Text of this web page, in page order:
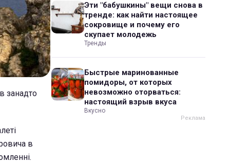
занадто
в
Эти "бабушкины" вещи снова в
тренде: как найти настоящее
сокровище и почему его
скупает молодежь
Тренды
Быстрые маринованные
помидоры, от которых
невозможно оторваться:
настоящий взрыв вкуса
Вкусно